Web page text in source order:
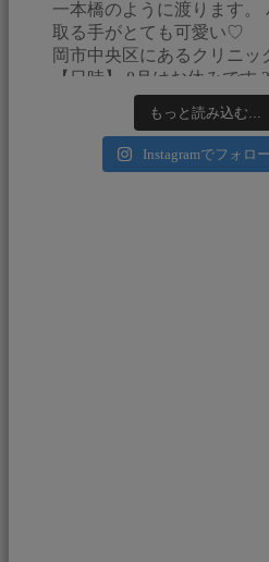
もっと読み込む...
Instagramでフォロ